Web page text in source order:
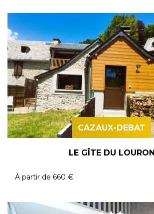
CAZAUX-DEBAT
LE GÎTE DU LOURON
À partir de 660 €